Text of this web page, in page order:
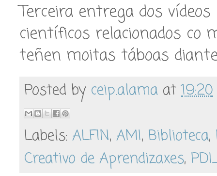
Terceira entrega dos
científicos relacionados co
teñen moitas táboas
Posted by ceip.alama at19:20
Labels: ALFIN, AMI, Biblioteca,
Creativo de Aprendizaxes,